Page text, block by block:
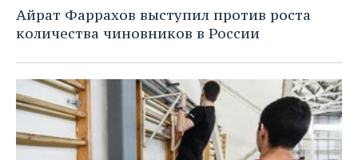
НЕФТЕХИМИЯ
НЕФТЬ
ОПК
ЭНЕРГЕТИКА
РОЗНИЧНАЯ ТОРГОВЛЯ
ТРАНСПОРТ
УСЛУГИ
НОВОСТИ ТЕХНОЛОГИЙ
IT
МЕДИА
ТЕЛЕКОММУНИКАЦИИ
МЕРОПРИЯТИЯ
НОВОСТИ МЕРОПРИЯТИЙ
ВЫЕЗДНАЯ РЕДАКЦИЯ
БИЗНЕС-БРАНЧИ
СПОРТ
НОВОСТИ СПОРТА
ФУТБОЛ
ОБЩЕСТВО
НОВОСТИ ОБЩЕСТВА
ФОТОГАЛЕРЕЯ
Айрат Фаррахов выступил против роста
количества чиновников в России